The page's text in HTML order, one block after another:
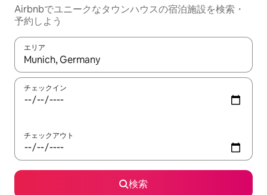
Airbnbでユニークなタウンハウスの宿泊施設を検索・
予約しよう
エリア
検索結果が表示されたら、上下の矢印キーを使って移動するか
チェックイン
チェックアウト
検索